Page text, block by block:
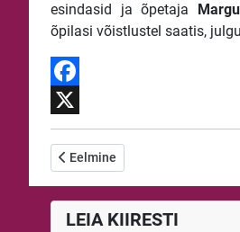
esindasid ja õpetaja
õpilasi võistlustel saatis,
Facebook
X
Eelmine artikkel: Raatuse I
Eelmine
LEIA KIIRESTI